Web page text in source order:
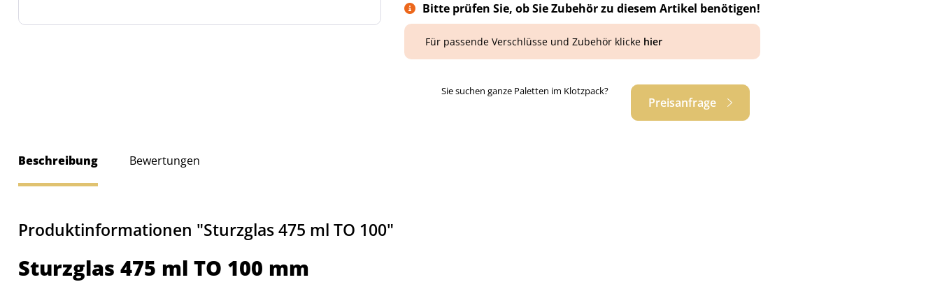
Bitte prüfen Sie, ob Sie Zubehör zu diesem Artikel benötigen!
Für passende Verschlüsse und Zubehör klicke hier
Sie suchen ganze Paletten im Klotzpack?
Preisanfrage
Beschreibung Bewertungen
Produktinformationen "Sturzglas 475 ml TO 100"
Sturzglas 475 ml TO 100 mm